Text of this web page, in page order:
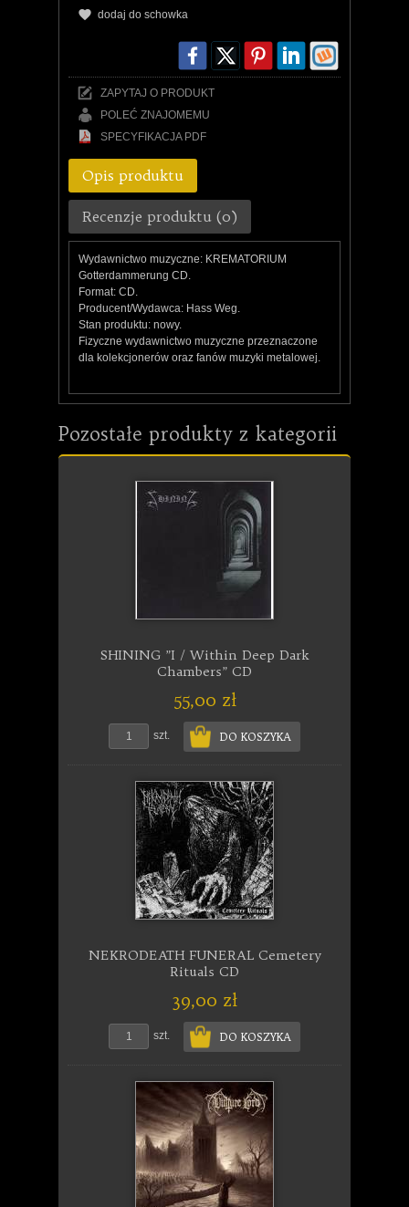
dodaj do schowka
ZAPYTAJ O PRODUKT
POLEĆ ZNAJOMEMU
SPECYFIKACJA PDF
Opis produktu
Recenzje produktu (0)
Wydawnictwo muzyczne: KREMATORIUM
Gotterdammerung CD.
Format: CD.
Producent/Wydawca: Hass Weg.
Stan produktu: nowy.
Fizyczne wydawnictwo muzyczne przeznaczone
dla kolekcjonerów oraz fanów muzyki metalowej.
Pozostałe produkty z kategorii
SHINING ”I / Within Deep Dark
Chambers” CD
55,00 zł
szt. DO KOSZYKA
NEKRODEATH FUNERAL Cemetery
Rituals CD
39,00 zł
szt. DO KOSZYKA